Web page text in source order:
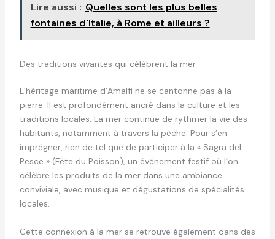
Lire aussi : Quelles sont les plus belles
fontaines d'Italie, à Rome et ailleurs ?
Des traditions vivantes qui célèbrent la mer
L’héritage maritime d’Amalfi ne se cantonne pas à la
pierre. Il est profondément ancré dans la culture et les
traditions locales. La mer continue de rythmer la vie des
habitants, notamment à travers la pêche. Pour s’en
imprégner, rien de tel que de participer à la « Sagra del
Pesce » (Fête du Poisson), un événement festif où l’on
célèbre les produits de la mer dans une ambiance
conviviale, avec musique et dégustations de spécialités
locales.
Cette connexion à la mer se retrouve également dans des